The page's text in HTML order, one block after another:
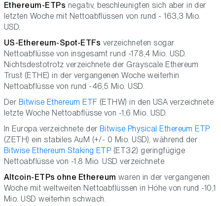
Ethereum-ETPs negativ, beschleunigten sich aber in der
letzten Woche mit Nettoabflüssen von rund - 163,3 Mio.
USD.
US-Ethereum-Spot-ETFs verzeichneten sogar
Nettoabflüsse von insgesamt rund -178,4 Mio. USD.
Nichtsdestotrotz verzeichnete der Grayscale Ethereum
Trust (ETHE) in der vergangenen Woche weiterhin
Nettoabflüsse von rund -46,5 Mio. USD.
Der Bitwise Ethereum ETF (ETHW) in den USA verzeichnete
letzte Woche Nettoabflüsse von -1,6 Mio. USD.
In Europa verzeichnete der Bitwise Physical Ethereum ETP
(ZETH) ein stabiles AuM (+/- 0 Mio. USD), während der
Bitwise Ethereum Staking ETP (ET32) geringfügige
Nettoabflüsse von -1,8 Mio. USD verzeichnete
Altcoin-ETPs ohne Ethereum waren in der vergangenen
Woche mit weltweiten Nettoabflüssen in Höhe von rund -10,1
Mio. USD weiterhin schwach.